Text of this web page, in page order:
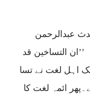
عبدالرحمن
’’ان التساخین قد
اہل لغت نے تسا
ائمہ لغت کا